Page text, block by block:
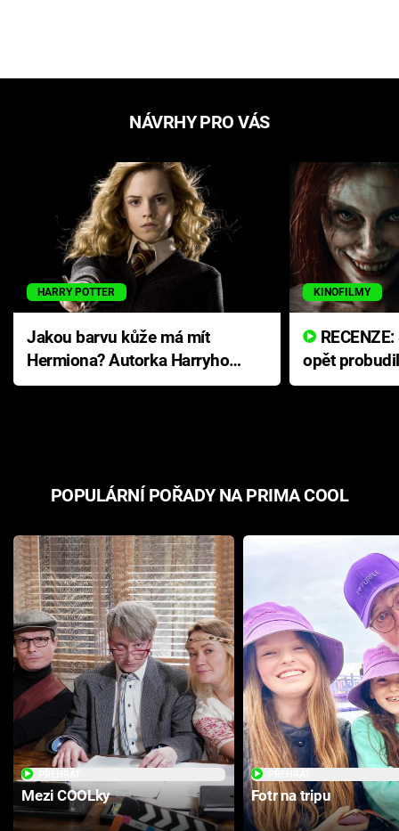
NÁVRHY PRO VÁS
HARRY POTTER
Jakou barvu kůže má mít
Hermiona? Autorka Harryho
Pottera přišla s ráznou
KINOFILMY
opět
přichází s
POPULÁRNÍ POŘADY NA PRIMA COOL
Mezi COOLky Fotr na tripu